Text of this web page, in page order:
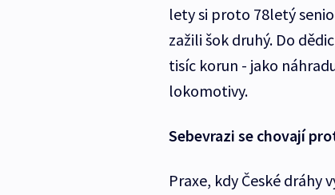
lety si proto 78letý
zažili šok druhý. Do
tisíc korun - jako
lokomotivy.
Sebevrazi se chovají
Praxe, kdy České dráhy